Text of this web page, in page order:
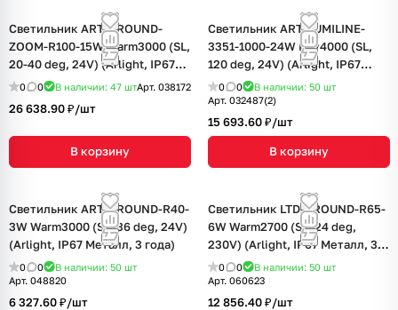
Светильник ART-GROUND-
ZOOM-R100-15W Warm3000 (SL,
20-40 deg, 24V) (Arlight, IP67
Металл, 3 года)
0 0 В наличии: 47 штАрт. 038172
26 638.90 ₽/шт
В корзину
Светильник ART-LUMILINE-
3351-1000-24W Day4000 (SL,
120 deg, 24V) (Arlight, IP67
Металл, 3 года)
0 0 В наличии: 50 шт
Арт. 032487(2)
15 693.60 ₽/шт
В корзину
Светильник ART-GROUND-R40-
3W Warm3000 (SL, 36 deg, 24V)
(Arlight, IP67 Металл, 3 года)
0 0 В наличии: 50 шт
Арт. 048820
6 327.60 ₽/шт
Светильник LTD-GROUND-R65-
6W Warm2700 (SL, 24 deg,
230V) (Arlight, IP67 Металл, 3
года)
0 0 В наличии: 50 шт
Арт. 060623
12 856.40 ₽/шт